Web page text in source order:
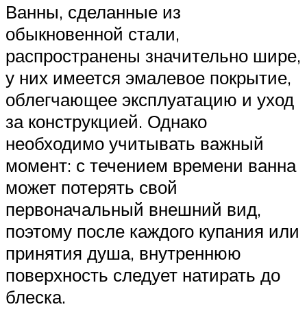
Ванны, сделанные из
обыкновенной стали,
распространены значительно шире,
у них имеется эмалевое покрытие,
облегчающее эксплуатацию и уход
за конструкцией. Однако
необходимо учитывать важный
момент: с течением времени ванна
может потерять свой
первоначальный внешний вид,
поэтому после каждого купания или
принятия душа, внутреннюю
поверхность следует натирать до
блеска.